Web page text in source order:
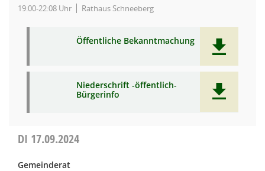
19:00-22:08 Uhr Rathaus Schneeberg
Öffentliche Bekanntmachung
Niederschrift -öffentlich-
Bürgerinfo
DI 17.09.2024
Gemeinderat